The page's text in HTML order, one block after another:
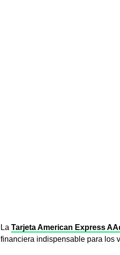
La Tarjeta American Express
financiera indispensable para los